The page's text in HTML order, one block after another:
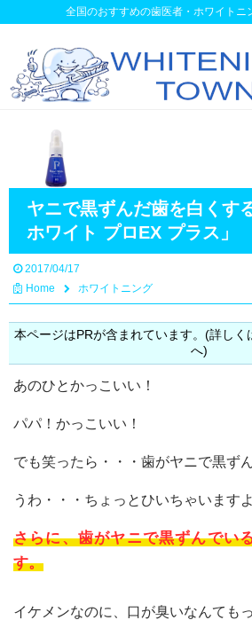
全国のおすすめの歯医者・ホワイトニ
ヤニで黒ずんだ歯を白くす
ホワイト プロEX プラス」
2017/04/17
Home
ホワイトニング
本ページはPRが含まれています。(詳しく
へ)
あのひとかっこいい！
パパ！かっこいい！
でも笑ったら・・・歯がヤニで黒ず
うわ・・・ちょっとひいちゃいますよ
さらに、歯がヤニで黒ずんでい
す。
イケメンなのに、口が臭いなんても